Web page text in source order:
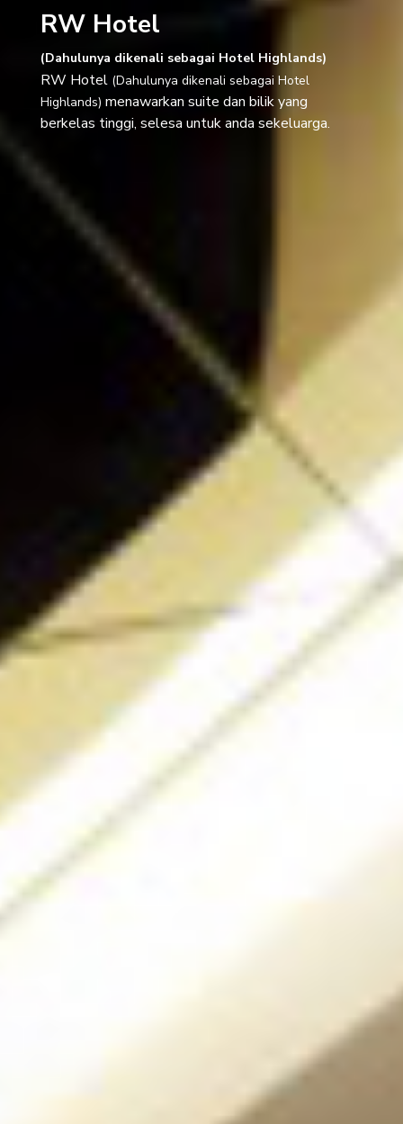
RW Hotel
(Dahulunya dikenali sebagai Hotel Highlands)
RW Hotel (Dahulunya dikenali sebagai Hotel
Highlands) menawarkan suite dan bilik yang
berkelas tinggi, selesa untuk anda sekeluarga.